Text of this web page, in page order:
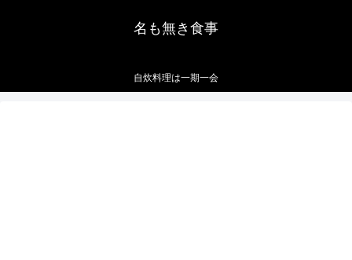
名も無き食事
自炊料理は一期一会